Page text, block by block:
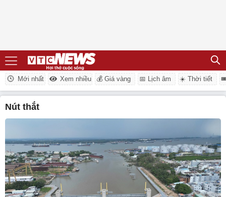
Mới nhất Xem nhiều 💰 Giá vàng 📅 Lịch âm ☀️ Thời tiết
nút thắt